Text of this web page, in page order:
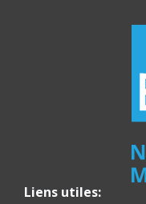
Liens utiles: